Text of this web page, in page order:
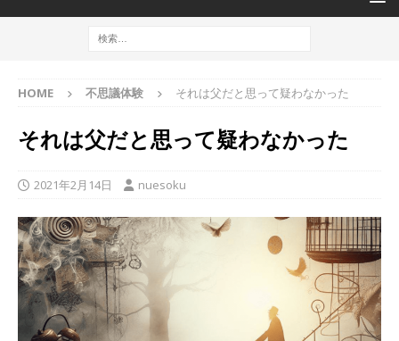
HOME 不思議体験 それは父だと思って疑わなかった
それは父だと思って疑わなかった
2021年2月14日 nuesoku